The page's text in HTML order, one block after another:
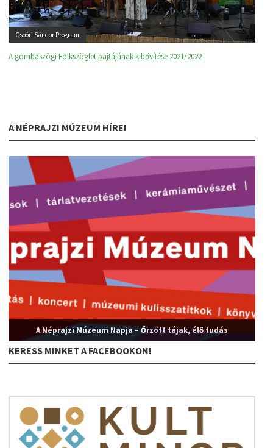
Csoóri Sándor Program
A gombaszögi Folkszöglet pajtájának kibővítése 2021/2022
A NÉPRAJZI MÚZEUM HÍREI
A Néprajzi Múzeum Napja – Őrzött tájak, élő tudás
KERESS MINKET A FACEBOOKON!